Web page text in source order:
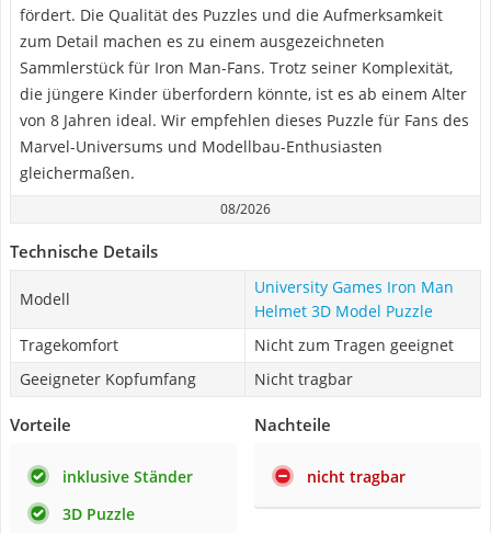
fördert. Die Qualität des Puzzles und die Aufmerksamkeit
zum Detail machen es zu einem ausgezeichneten
Sammlerstück für Iron Man-Fans. Trotz seiner Komplexität,
die jüngere Kinder überfordern könnte, ist es ab einem Alter
von 8 Jahren ideal. Wir empfehlen dieses Puzzle für Fans des
Marvel-Universums und Modellbau-Enthusiasten
gleichermaßen.
08/2026
Technische Details
Modell
University Games Iron Man
Helmet 3D Model Puzzle
Tragekomfort
Nicht zum Tragen geeignet
Geeigneter Kopfumfang
Nicht tragbar
Vorteile
inklusive Ständer
3D Puzzle
Nachteile
nicht tragbar